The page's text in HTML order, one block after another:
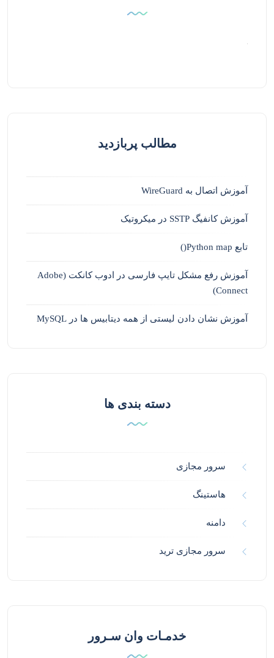
مطالب پربازدید
آموزش اتصال به WireGuard
آموزش کانفیگ SSTP در میکروتیک
تابع Python map()
آموزش رفع مشکل تایپ فارسی در ادوب کانکت (Adobe
Connect)
آموزش نشان دادن لیستی از همه دیتابیس ها در MySQL
دسته بندی ها
سرور مجازی
هاستینگ
دامنه
سرور مجازی ترید
خدمـات وان سـرور